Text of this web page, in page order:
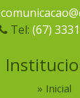
Tel: (67)
Inicial